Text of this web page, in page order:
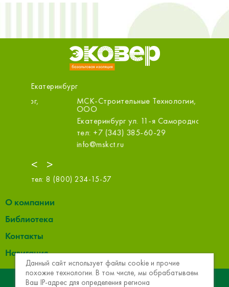
Екатеринбург
<
МСК-Строительные Технологии, склад,
ООО
Екатеринбург ул. 11-я Самородная, 1
тел: +7 (343) 385-60-29
info@mskct.ru
тел: +7
>
тел: 8 (800) 234-15-57
О компании
Библиотека
Контакты
Навигация
© 2013 - 2026 Эковер. Базальтовая теплоизоляция и
Данный сайт использует файлы cookie и прочие
похожие технологии. В том числе, мы обрабатываем
Ваш IP-адрес для определения региона